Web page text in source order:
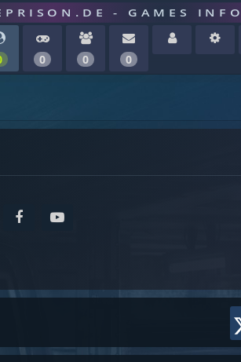
- GAMES
0 0 0